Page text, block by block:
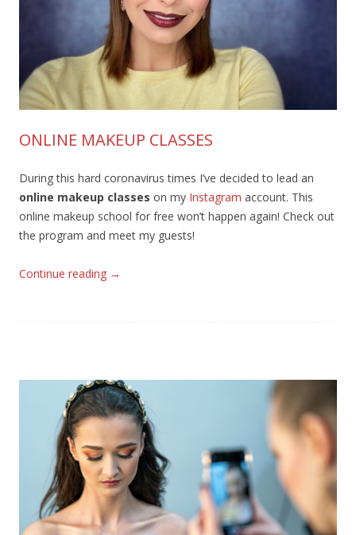
ONLINE MAKEUP CLASSES
During this hard coronavirus times I’ve decided to lead an
online makeup classes on my Instagram account. This
online makeup school for free won’t happen again! Check out
the program and meet my guests!
Continue reading →